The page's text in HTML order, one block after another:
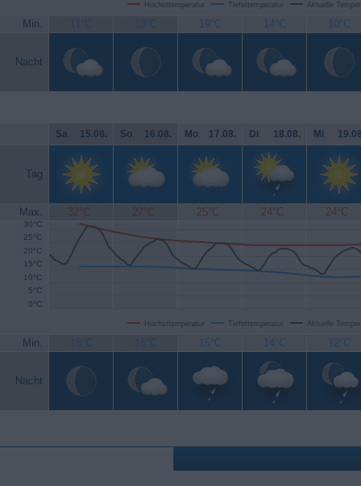
Höchsttemperatur Tiefsttemperatur Aktuelle
Min. 11°C 13°C 19°C 14°C 10°C
Nacht
Sa. 15.08. So. 16.08. Mo. 17.08. Di. 18.08. Mi.
Tag
Max. 32°C 27°C 25°C 24°C 24°C
Höchsttemperatur Tiefsttemperatur Aktuelle
0°C
5°C
10°C
15°C
20°C
25°C
30°C
Min. 16°C 16°C 15°C 14°C 12°C
Nacht